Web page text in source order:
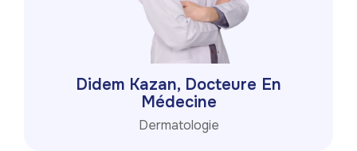
Didem Kazan, Docteure En
Médecine
Dermatologie